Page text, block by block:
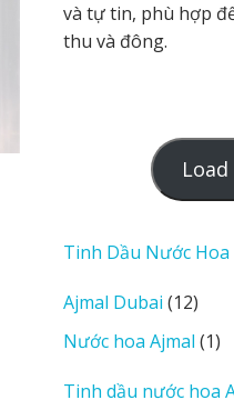
và tự tin, phù hợp
thu và đông.
Tinh Dầu Nước
Ajmal Dubai 1212
sản
phẩm
Nước hoa Ajmal 11
Tinh dầu nước hoa